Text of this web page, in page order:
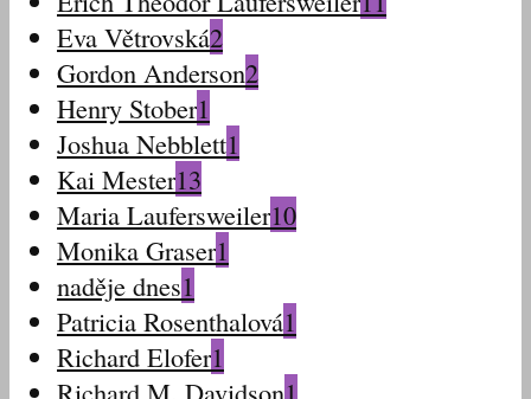
Eva Větrovská2
Gordon Anderson2
Henry Stober1
Joshua Nebblett1
Kai Mester13
Maria Laufersweiler10
Monika Graser1
naděje dnes1
Patricia Rosenthalová1
Richard Elofer1